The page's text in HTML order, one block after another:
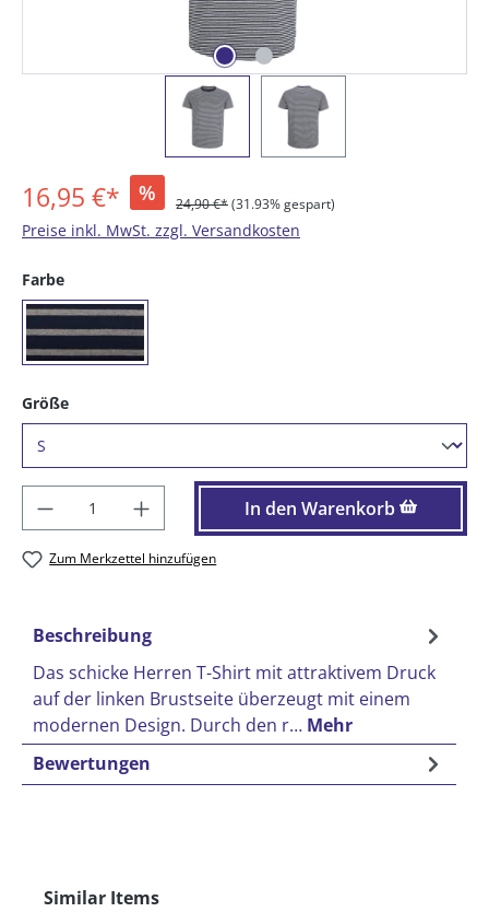
16,95 €* % 24,90 €*(31.93% gespart)
Preise inkl. MwSt. zzgl. Versandkosten
Farbeauswählen
(56) blau / graumelange
Größeauswählen
Produkt Anzahl: Gib den gewünschten
In den Warenkorb
Zum Merkzettel hinzufügen
Beschreibung
Das schicke Herren T-Shirt mit attraktivem Druck
auf der linken Brustseite überzeugt mit einem
modernen Design. Durch den r… Mehr
Bewertungen
Produktgalerie überspringen
Similar Items